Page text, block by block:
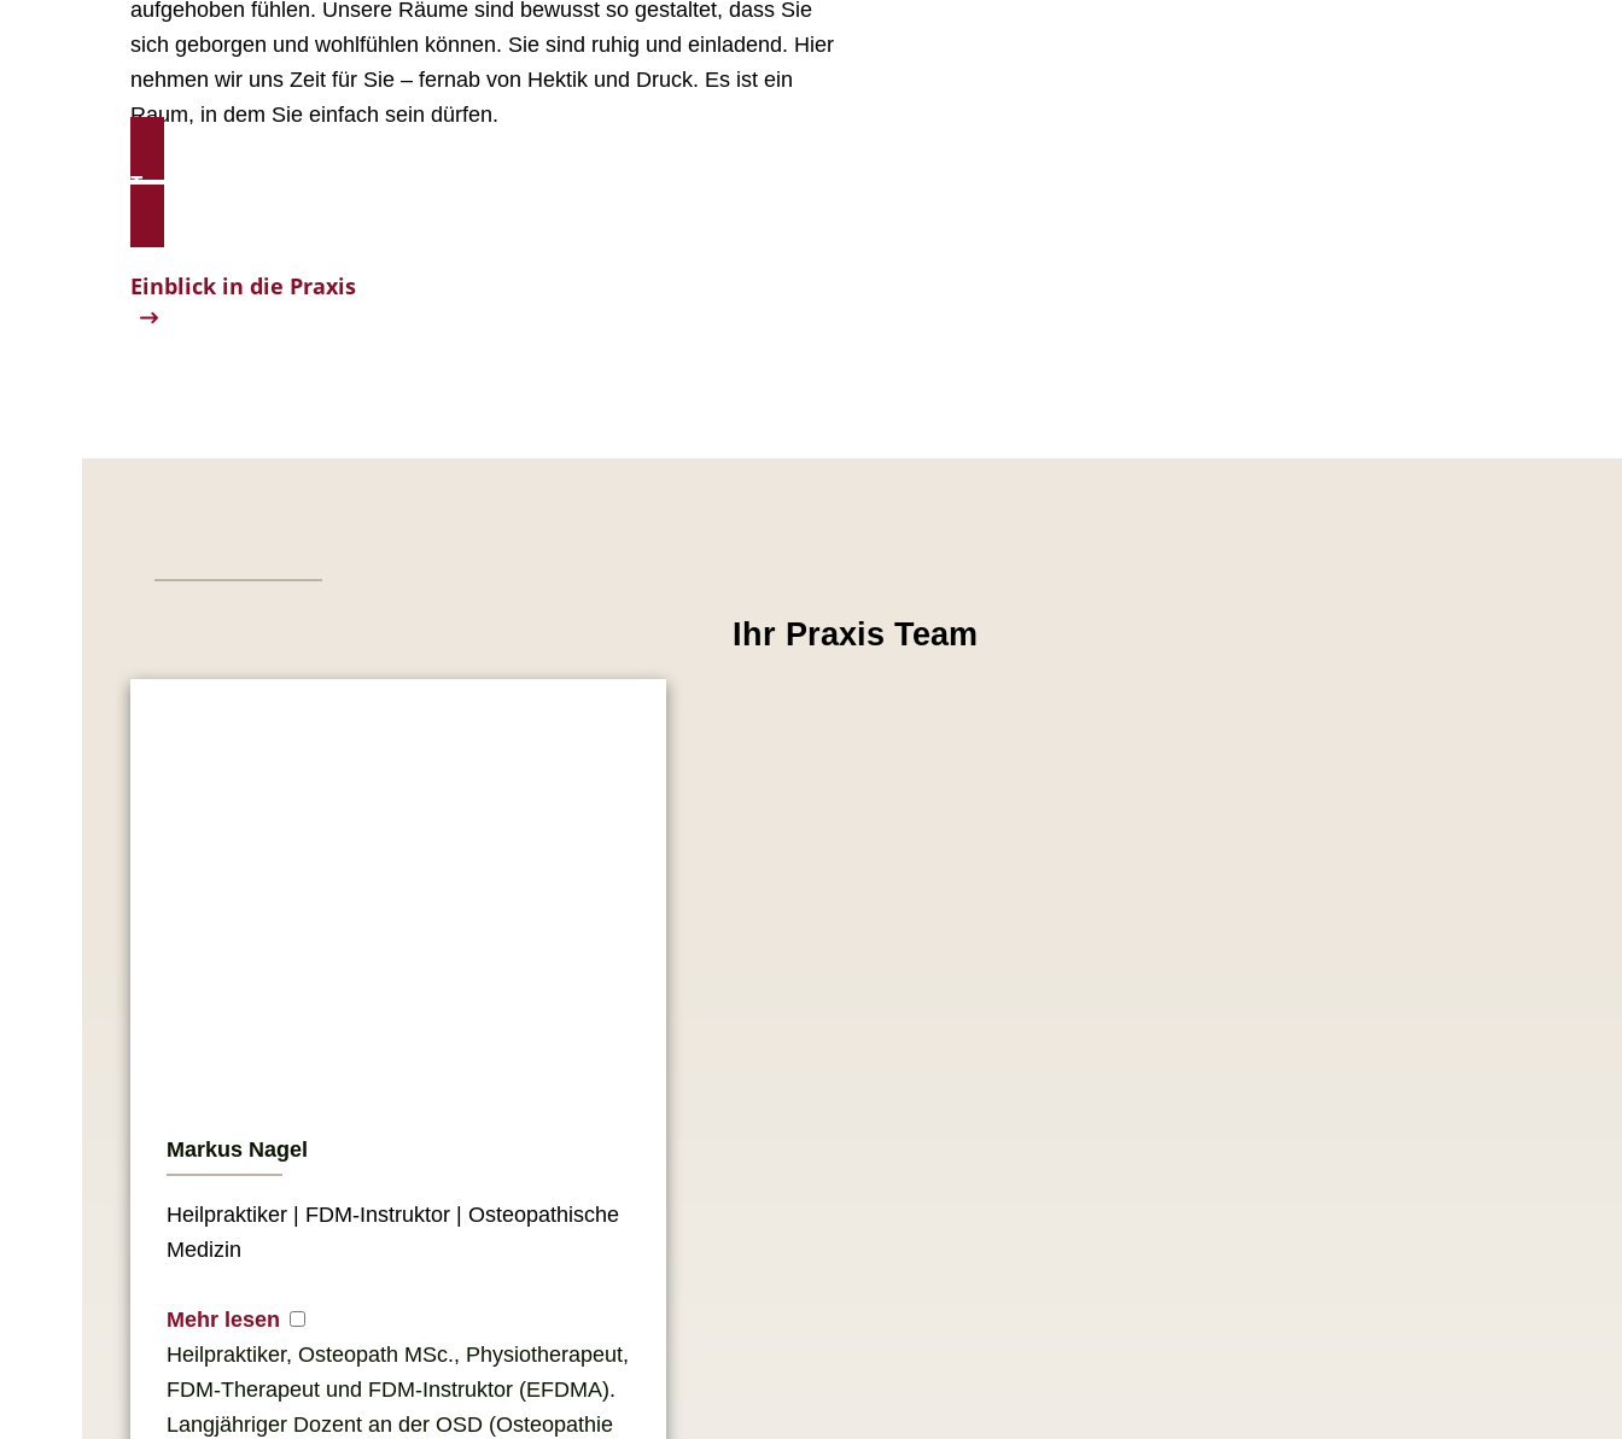
aufge­hoben fühlen. Unsere Räume sind bewusst so gestaltet, dass Sie
sich geborgen und wohl­fühlen können. Sie sind ruhig und einla­dend. Hier
nehmen wir uns Zeit für Sie – fernab von Hektik und Druck. Es ist ein
Raum, in dem Sie einfach sein dürfen.
Team ansehen
Einblick in die Praxis
Ihr Praxis Team
Markus Nagel
Heil­prak­tiker | FDM-Instruktor | Osteopathische
Medizin
Mehr lesen
Heil­prak­tiker, Osteo­path MSc., Physio­the­ra­peut,
FDM-Thera­peut und FDM-Instruktor (EFDMA).
Lang­jäh­riger Dozent an der OSD (Osteo­pa­thie